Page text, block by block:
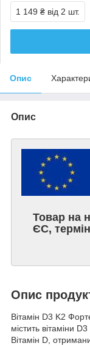
1 149 ₴ від 2 шт.
Опис
Опис
Товар на
ЄС,
Опис
Вітамін D3 K2
містить вітаміни
Вітамін D,